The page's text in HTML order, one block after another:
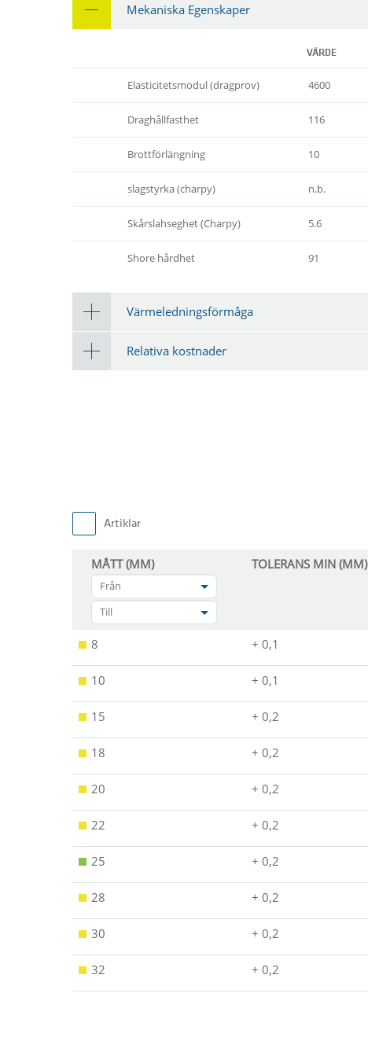
Mekaniska Egenskaper
VÄRDE
Elasticitetsmodul (dragprov) 4600
Draghållfasthet 116
Brottförlängning 10
slagstyrka (charpy) n.b.
Skårslahseghet (Charpy) 5.6
Shore hårdhet 91
Värmeledningsförmåga
Relativa kostnader
Artiklar
MÅTT (MM)
Från
Till
TOLERANS MIN (MM)
8 + 0,1
10 + 0,1
15 + 0,2
18 + 0,2
20 + 0,2
22 + 0,2
25 + 0,2
28 + 0,2
30 + 0,2
32 + 0,2